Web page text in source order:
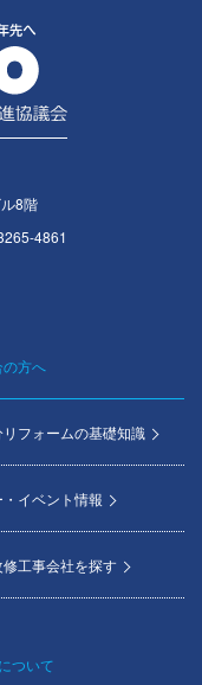
8階
4861
方へ
フォームの基礎知識
イベント情報
修工事会社を探す
ついて